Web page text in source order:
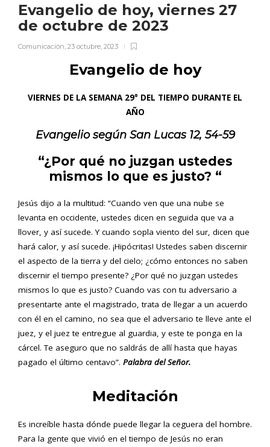
Evangelio de hoy, viernes 27
de octubre de 2023
Comunicación, 23 octubre, 2023
Evangelio de hoy
VIERNES DE LA SEMANA 29° DEL TIEMPO DURANTE EL
AÑO
Evangelio segúnSan Lucas 12, 54-59
“¿Por qué no juzgan ustedes
mismos lo que es justo? “
Jesús dijo a la multitud: “Cuando ven que una nube se
levanta en occidente, ustedes dicen en seguida que va a
llover, y así sucede. Y cuando sopla viento del sur, dicen que
hará calor, y así sucede. ¡Hipócritas! Ustedes saben discernir
el aspecto de la tierra y del cielo; ¿cómo entonces no saben
discernir el tiempo presente? ¿Por qué no juzgan ustedes
mismos lo que es justo? Cuando vas con tu adversario a
presentarte ante el magistrado, trata de llegar a un acuerdo
con él en el camino, no sea que el adversario te lleve ante el
juez, y el juez te entregue al guardia, y este te ponga en la
cárcel. Te aseguro que no saldrás de allí hasta que hayas
pagado el último centavo”. Palabra del Señor.
Meditación
Es increíble hasta dónde puede llegar la ceguera del hombre.
Para la gente que vivió en el tiempo de Jesús no eran